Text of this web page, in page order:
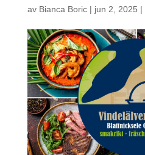
av Bianca Boric| jun 2, 2025 |